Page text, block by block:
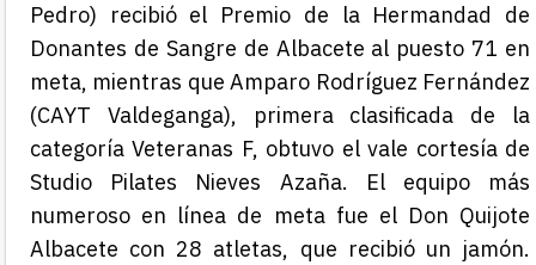
Pedro) recibió el Premio de la Hermandad de
Donantes de Sangre de Albacete al puesto 71 en
meta, mientras que Amparo Rodríguez Fernández
(CAYT Valdeganga), primeraclasificada de la
categoría Veteranas F, obtuvo el vale cortesía de
Studio Pilates Nieves Azaña. El equipo más
numeroso en línea de meta fue el Don Quijote
Albacete con 28 atletas, que recibió un jamón.